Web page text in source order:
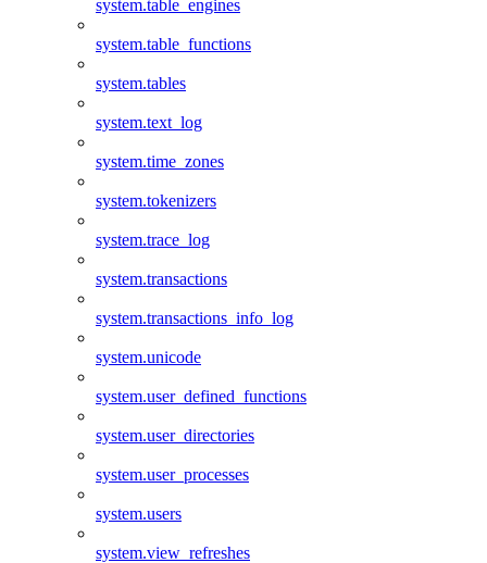
system.table_engines
system.table_functions
system.tables
system.text_log
system.time_zones
system.tokenizers
system.trace_log
system.transactions
system.transactions_info_log
system.unicode
system.user_defined_functions
system.user_directories
system.user_processes
system.users
system.view_refreshes